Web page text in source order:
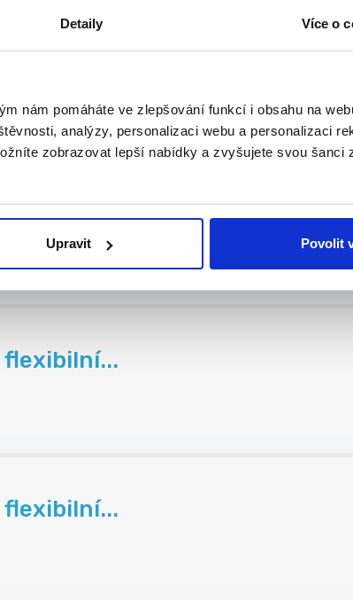
Detaily Více o
nám pomáháte ve zlepšování funkcí i obsahu na
analýzy, personalizaci webu a personalizaci
zobrazovat lepší nabídky a zvyšujete svou šanci
Upravit Povolit